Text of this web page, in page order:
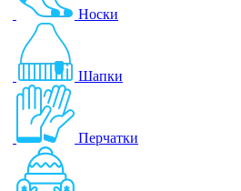
Носки
Шапки
Перчатки